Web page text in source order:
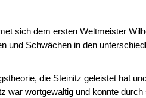
sich dem ersten Weltmeister
und Schwächen in den
die Steinitz geleistet hat
war wortgewaltig und konnte durch